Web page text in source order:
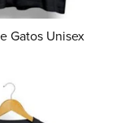
Gatos Unisex